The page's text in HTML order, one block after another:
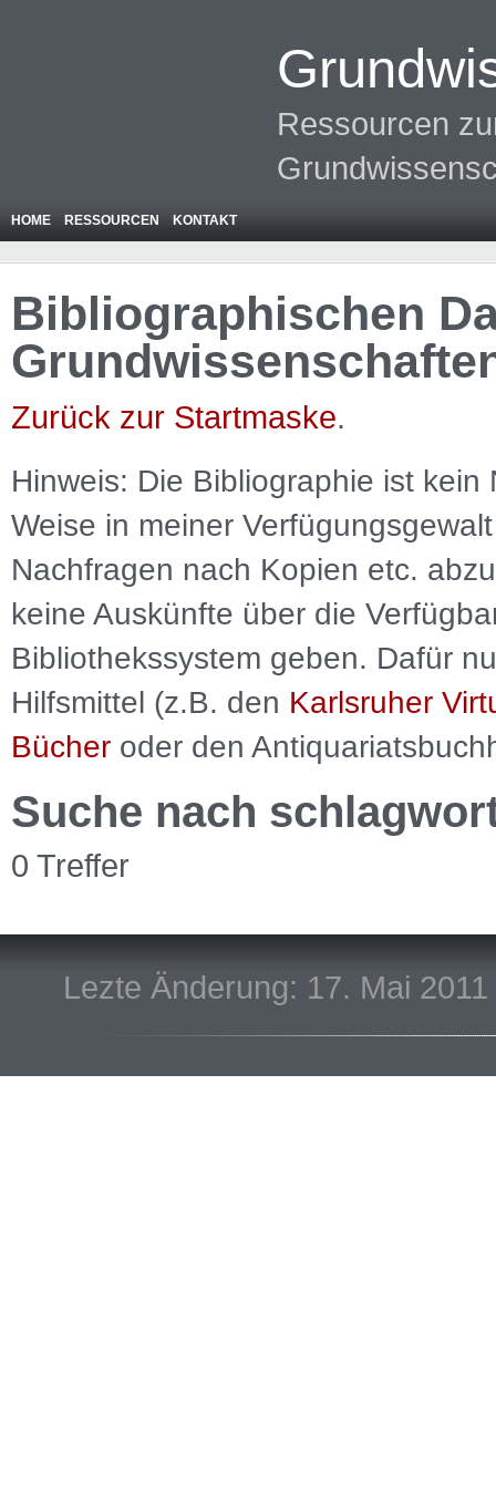
Ressourcen
HOME RESSOURCEN KONTAKT
Bibliographischen
Zurück zur Startmaske.
Hinweis: Die Bibliographie ist kein
Weise in meiner
Nachfragen nach Kopien etc.
keine Auskünfte über die
Bibliothekssystem geben. Dafür
Hilfsmittel (z.B. den Karlsruher
Bücher oder den
Suche nach
0 Treffer
Lezte Änderung: 17. Mai